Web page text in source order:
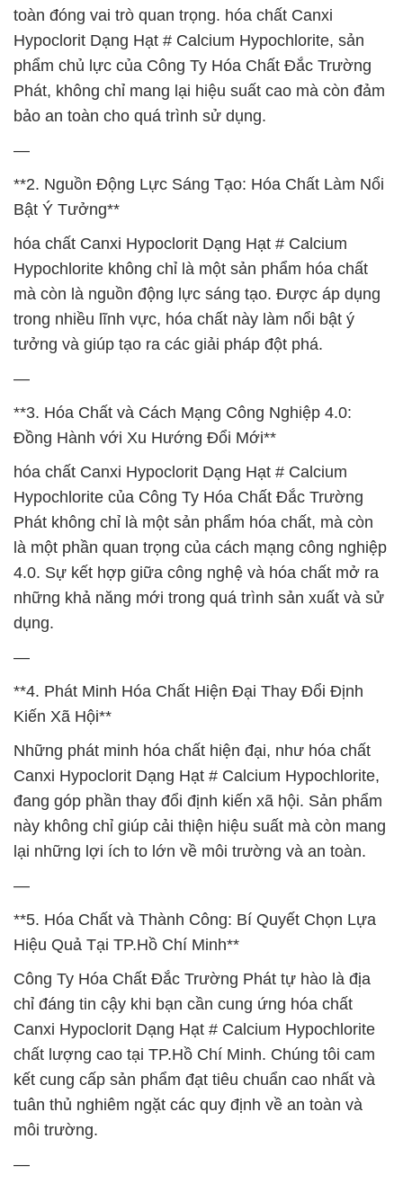
toàn đóng vai trò quan trọng. hóa chất Canxi
Hypoclorit Dạng Hạt # Calcium Hypochlorite, sản
phẩm chủ lực của Công Ty Hóa Chất Đắc Trường
Phát, không chỉ mang lại hiệu suất cao mà còn đảm
bảo an toàn cho quá trình sử dụng.
—
**2. Nguồn Động Lực Sáng Tạo: Hóa Chất Làm Nổi
Bật Ý Tưởng**
hóa chất Canxi Hypoclorit Dạng Hạt # Calcium
Hypochlorite không chỉ là một sản phẩm hóa chất
mà còn là nguồn động lực sáng tạo. Được áp dụng
trong nhiều lĩnh vực, hóa chất này làm nổi bật ý
tưởng và giúp tạo ra các giải pháp đột phá.
—
**3. Hóa Chất và Cách Mạng Công Nghiệp 4.0:
Đồng Hành với Xu Hướng Đổi Mới**
hóa chất Canxi Hypoclorit Dạng Hạt # Calcium
Hypochlorite của Công Ty Hóa Chất Đắc Trường
Phát không chỉ là một sản phẩm hóa chất, mà còn
là một phần quan trọng của cách mạng công nghiệp
4.0. Sự kết hợp giữa công nghệ và hóa chất mở ra
những khả năng mới trong quá trình sản xuất và sử
dụng.
—
**4. Phát Minh Hóa Chất Hiện Đại Thay Đổi Định
Kiến Xã Hội**
Những phát minh hóa chất hiện đại, như hóa chất
Canxi Hypoclorit Dạng Hạt # Calcium Hypochlorite,
đang góp phần thay đổi định kiến xã hội. Sản phẩm
này không chỉ giúp cải thiện hiệu suất mà còn mang
lại những lợi ích to lớn về môi trường và an toàn.
—
**5. Hóa Chất và Thành Công: Bí Quyết Chọn Lựa
Hiệu Quả Tại TP.Hồ Chí Minh**
Công Ty Hóa Chất Đắc Trường Phát tự hào là địa
chỉ đáng tin cậy khi bạn cần cung ứng hóa chất
Canxi Hypoclorit Dạng Hạt # Calcium Hypochlorite
chất lượng cao tại TP.Hồ Chí Minh. Chúng tôi cam
kết cung cấp sản phẩm đạt tiêu chuẩn cao nhất và
tuân thủ nghiêm ngặt các quy định về an toàn và
môi trường.
—